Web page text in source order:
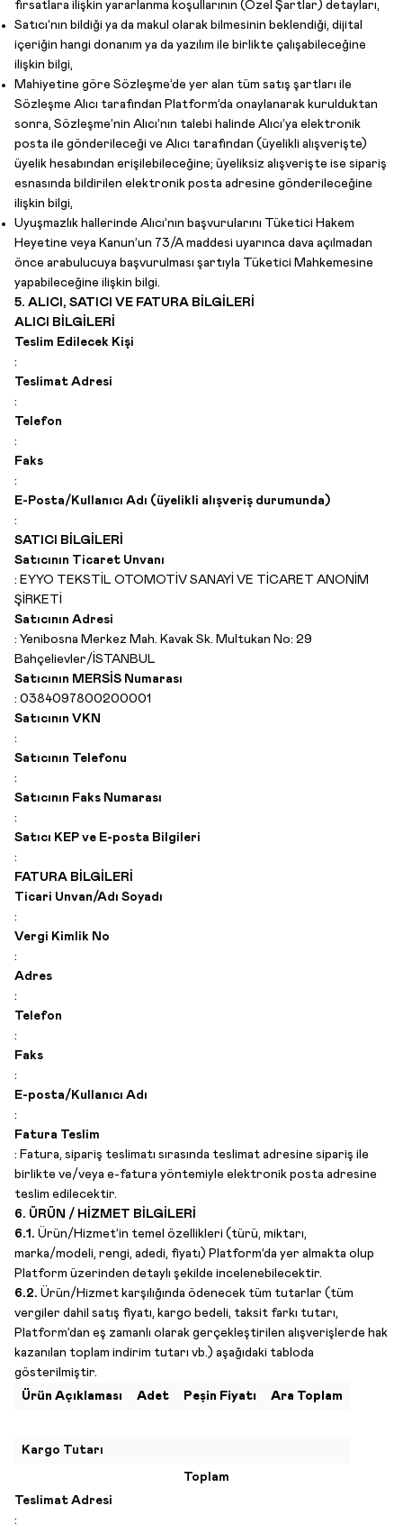
fırsatlara ilişkin yararlanma koşullarının (Özel Şartlar) detayları,
Satıcı’nın bildiği ya da makul olarak bilmesinin beklendiği, dijital
içeriğin hangi donanım ya da yazılım ile birlikte çalışabileceğine
ilişkin bilgi,
Mahiyetine göre Sözleşme’de yer alan tüm satış şartları ile
Sözleşme Alıcı tarafından Platform’da onaylanarak kurulduktan
sonra, Sözleşme’nin Alıcı’nın talebi halinde Alıcı’ya elektronik
posta ile gönderileceği ve Alıcı tarafından (üyelikli alışverişte)
üyelik hesabından erişilebileceğine; üyeliksiz alışverişte ise sipariş
esnasında bildirilen elektronik posta adresine gönderileceğine
ilişkin bilgi,
Uyuşmazlık hallerinde Alıcı’nın başvurularını Tüketici Hakem
Heyetine veya Kanun’un 73/A maddesi uyarınca dava açılmadan
önce arabulucuya başvurulması şartıyla Tüketici Mahkemesine
yapabileceğine ilişkin bilgi.
5. ALICI, SATICI VE FATURA BİLGİLERİ
ALICI BİLGİLERİ
Teslim Edilecek Kişi
:
Teslimat Adresi
:
Telefon
:
Faks
:
E-Posta/Kullanıcı Adı (üyelikli alışveriş durumunda)
:
SATICI BİLGİLERİ
Satıcının Ticaret Unvanı
: EYYO TEKSTİL OTOMOTİV SANAYİ VE TİCARET ANONİM
ŞİRKETİ
Satıcının Adresi
: Yenibosna Merkez Mah. Kavak Sk. Multukan No: 29
Bahçelievler/İSTANBUL
Satıcının MERSİS Numarası
: 0384097800200001
Satıcının VKN
:
Satıcının Telefonu
:
Satıcının Faks Numarası
:
Satıcı KEP ve E-posta Bilgileri
:
FATURA BİLGİLERİ
Ticari Unvan/Adı Soyadı
:
Vergi Kimlik No
:
Adres
:
Telefon
:
Faks
:
E-posta/Kullanıcı Adı
:
Fatura Teslim
: Fatura, sipariş teslimatı sırasında teslimat adresine sipariş ile
birlikte ve/veya e-fatura yöntemiyle elektronik posta adresine
teslim edilecektir.
6. ÜRÜN / HİZMET BİLGİLERİ
6.1. Ürün/Hizmet’in temel özellikleri (türü, miktarı,
marka/modeli, rengi, adedi, fiyatı) Platform’da yer almakta olup
Platform üzerinden detaylı şekilde incelenebilecektir.
6.2. Ürün/Hizmet karşılığında ödenecek tüm tutarlar (tüm
vergiler dahil satış fiyatı, kargo bedeli, taksit farkı tutarı,
Platform’dan eş zamanlı olarak gerçekleştirilen alışverişlerde hak
kazanılan toplam indirim tutarı vb.) aşağıdaki tabloda
gösterilmiştir.
Ürün Açıklaması
Adet Peşin Fiyatı Ara Toplam
Kargo Tutarı
Toplam
Teslimat Adresi
: